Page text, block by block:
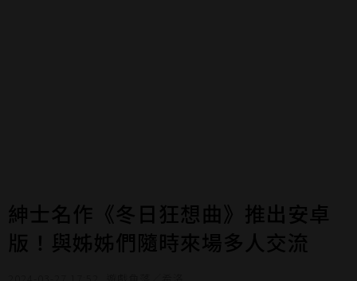
紳士名作《冬日狂想曲》推出安卓
版！與姊姊們隨時來場多人交流